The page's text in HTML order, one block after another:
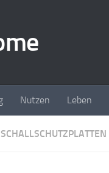
Nutzen Leben
SCHALLSCHUTZPLATTEN